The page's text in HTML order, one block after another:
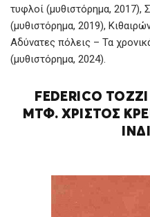
τυφλοί (μυθιστόρημα, 2017),
(μυθιστόρημα, 2019),
Αδύνατες πόλεις – Τα
(μυθιστόρημα, 2024).
FEDERICO
ΜΤΦ. ΧΡΊΣΤΟΣ